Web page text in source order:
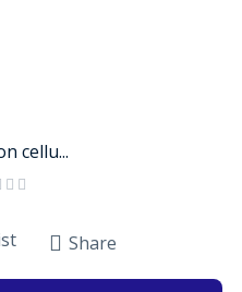
cellu...
Share